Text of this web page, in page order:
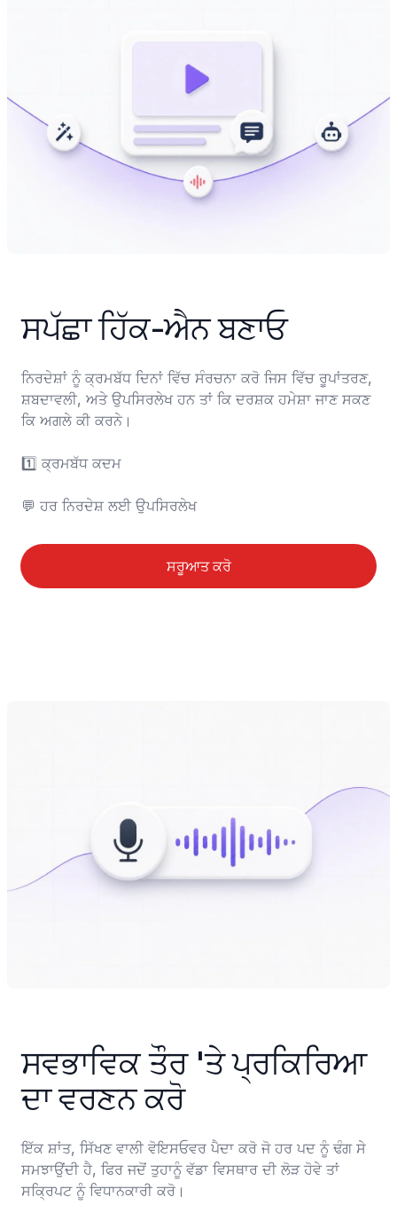
ਸਪੱਛਾ ਹਿੱਕ-ਐਨ ਬਣਾਓ
ਨਿਰਦੇਸ਼ਾਂ ਨੂੰ ਕ੍ਰਮਬੱਧ ਦਿਨਾਂ ਵਿੱਚ ਸੰਰਚਨਾ ਕਰੋ ਜਿਸ ਵਿੱਚ ਰੂਪਾਂਤਰਣ,
ਸ਼ਬਦਾਵਲੀ, ਅਤੇ ਉਪਸਿਰਲੇਖ ਹਨ ਤਾਂ ਕਿ ਦਰਸ਼ਕ ਹਮੇਸ਼ਾ ਜਾਣ ਸਕਣ
ਕਿ ਅਗਲੇ ਕੀ ਕਰਨੇ।
1️⃣ ਕ੍ਰਮਬੱਧ ਕਦਮ
💬 ਹਰ ਨਿਰਦੇਸ਼ ਲਈ ਉਪਸਿਰਲੇਖ
ਸਰੂਆਤ ਕਰੋ
ਸਵਭਾਵਿਕ ਤੌਰ 'ਤੇ ਪ੍ਰਕਿਰਿਆ
ਦਾ ਵਰਣਨ ਕਰੋ
ਇੱਕ ਸ਼ਾਂਤ, ਸਿੱਖਣ ਵਾਲੀ ਵੋਇਸਓਵਰ ਪੈਦਾ ਕਰੋ ਜੋ ਹਰ ਪਦ ਨੂੰ ਢੰਗ ਸੇ
ਸਮਝਾਉਂਦੀ ਹੈ, ਫਿਰ ਜਦੋਂ ਤੁਹਾਨੂੰ ਵੱਡਾ ਵਿਸਥਾਰ ਦੀ ਲੋੜ ਹੋਵੇ ਤਾਂ
ਸਕ੍ਰਿਪਟ ਨੂੰ ਵਿਧਾਨਕਾਰੀ ਕਰੋ।